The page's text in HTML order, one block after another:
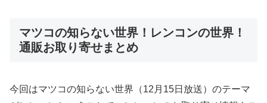
マツコの知らない世界！レンコンの世界！
通販お取り寄せまとめ
今回はマツコの知らない世界（12月15日放送）のテーマ